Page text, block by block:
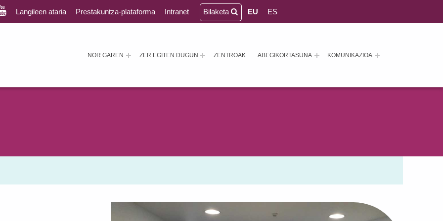
NOR GAREN ZER EGITEN DUGUN ZENTROAK ABEGIKORTASUNA KOMUNIKAZIOA
Langileen ataria Prestakuntza-plataforma Intranet Bilaketa EU ES